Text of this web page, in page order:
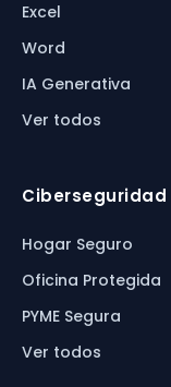
Excel
Word
IA Generativa
Ver todos
Ciberseguridad
Hogar Seguro
Oficina Protegida
PYME Segura
Ver todos